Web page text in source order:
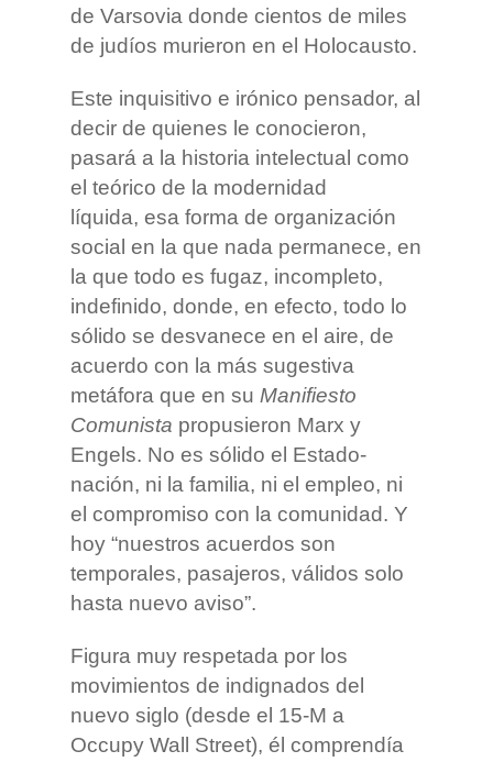
de Varsovia donde cientos de miles
de judíos murieron en el Holocausto.
Este inquisitivo e irónico pensador, al
decir de quienes le conocieron,
pasará a la historia intelectual como
el teórico de la modernidad
líquida, esa forma de organización
social en la que nada permanece, en
la que todo es fugaz, incompleto,
indefinido, donde, en efecto, todo lo
sólido se desvanece en el aire, de
acuerdo con la más sugestiva
metáfora que en su Manifiesto
Comunista propusieron Marx y
Engels. No es sólido el Estado-
nación, ni la familia, ni el empleo, ni
el compromiso con la comunidad. Y
hoy “nuestros acuerdos son
temporales, pasajeros, válidos solo
hasta nuevo aviso”.
Figura muy respetada por los
movimientos de indignados del
nuevo siglo (desde el 15-M a
Occupy Wall Street), él comprendía